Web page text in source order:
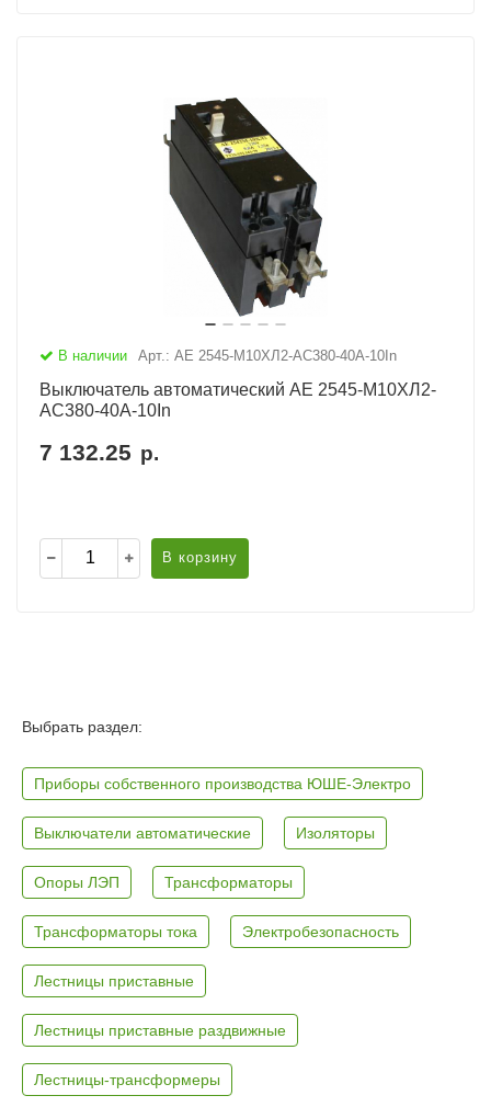
В наличии Арт.: АЕ 2545-М10ХЛ2-AC380-40А-10In
Выключатель автоматический АЕ 2545-М10ХЛ2-
AC380-40А-10In
7 132.25 р.
В корзину
Выбрать раздел:
Приборы собственного производства ЮШЕ-Электро
Выключатели автоматические Изоляторы
Опоры ЛЭП Трансформаторы
Трансформаторы тока Электробезопасность
Лестницы приставные
Лестницы приставные раздвижные
Лестницы-трансформеры